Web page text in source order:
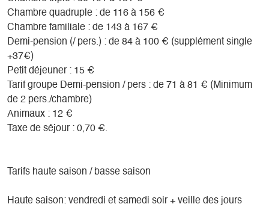
Chambre quadruple : de 116 à 156 €
Chambre familiale : de 143 à 167 €
Demi-pension (/ pers.) : de 84 à 100 € (supplément single
+37€)
Petit déjeuner : 15 €
Tarif groupe Demi-pension / pers : de 71 à 81 € (Minimum
de 2 pers./chambre)
Animaux : 12 €
Taxe de séjour : 0,70 €.
Tarifs haute saison / basse saison
Haute saison: vendredi et samedi soir + veille des jours